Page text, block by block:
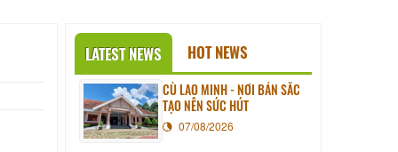
LATEST NEWS HOT NEWS
CÙ LAO MINH - NƠI BẢN SẮC
TẠO NÊN SỨC HÚT
07/08/2026